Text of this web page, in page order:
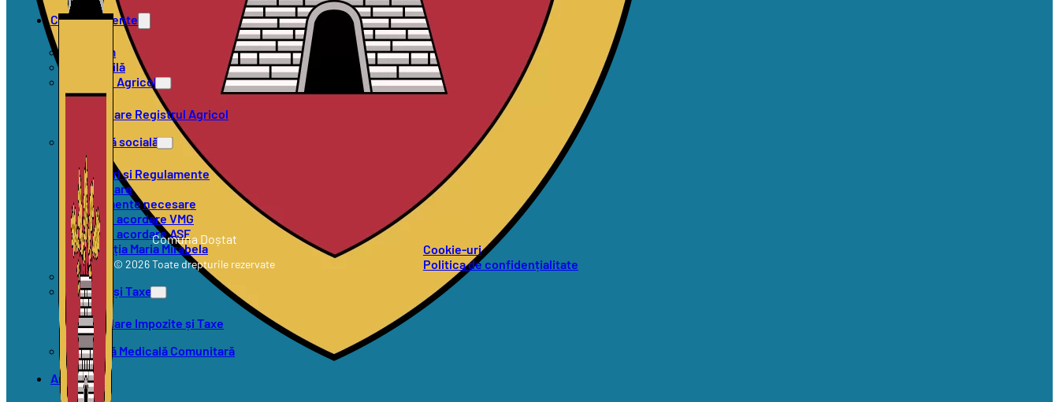
Compartimente
Urbanism
Stare Civilă
Registrul Agricol
Formulare Registrul Agricol
Asistență socială
Hotărâri și Regulamente
Formulare
Documente necesare
Criterii acordare VMG
Criterii acordare ASF
Asociația Maria Mirabela
SVSU
Impozite și Taxe
Formulare Impozite și Taxe
Asistență Medicală Comunitară
Anunțuri
Comuna Doștat
© 2026 Toate drepturile rezervate
Cookie-uri
Politica de confidențialitate